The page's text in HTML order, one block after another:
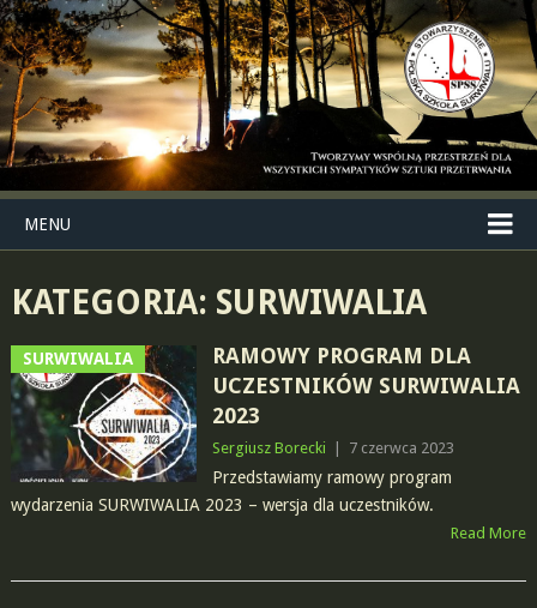
MENU
KATEGORIA: SURWIWALIA
SURWIWALIA
RAMOWY PROGRAM DLA
UCZESTNIKÓW SURWIWALIA
2023
Sergiusz Borecki 7 czerwca 2023
Przedstawiamy ramowy program
wydarzenia SURWIWALIA 2023 – wersja dla uczestników.
Read More